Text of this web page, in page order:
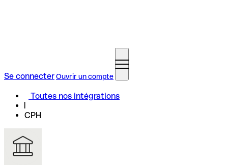
Se connecterOuvrir un compte
Toutes nos intégrations
CPH